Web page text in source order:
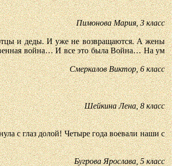
Пимонова Мария, 3 класс
отцы и деды. И уже не возвращаются. А жены
война… И все это была Война… На ум
Смеркалов Виктор, 6 класс
Шейкина Лена, 8 класс
с глаз долой! Четыре года воевали наши с
Бугрова Ярослава, 5 класс